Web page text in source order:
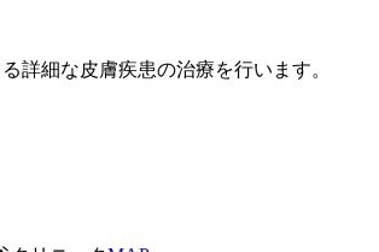
詳細な皮膚疾患の治療を行います。